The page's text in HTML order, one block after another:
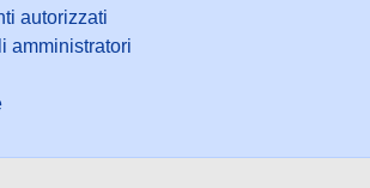
autorizzati
amministratori